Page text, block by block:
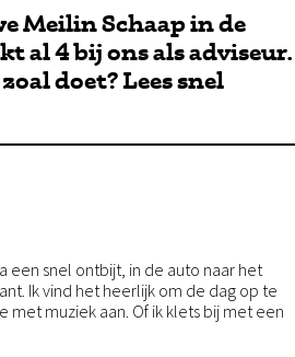
Meilin Schaap in de
al 4 bij ons als adviseur.
doet? Lees snel
een snel ontbijt, in de auto naar het
Ik vind het heerlijk om de dag op te
met muziek aan. Of ik klets bij met een